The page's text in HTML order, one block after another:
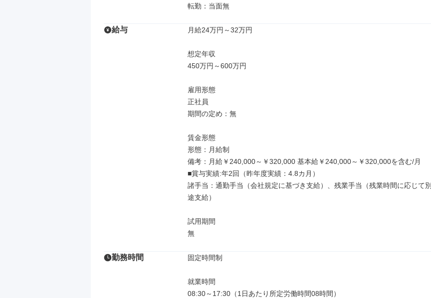
転勤：当面無
給与 月給24万円～32万円
想定年収
450万円～600万円
雇用形態
正社員
期間の定め：無
賃金形態
形態：月給制
備考：月給￥240,000～￥320,000 基本給￥240,000～￥320,000を含む/月
■賞与実績:年2回（昨年度実績：4.8カ月）
諸手当：通勤手当（会社規定に基づき支給）、残業手当（残業時間に応じて別
途支給）
試用期間
無
勤務時間 固定時間制
就業時間
08:30～17:30（1日あたり所定労働時間08時間）